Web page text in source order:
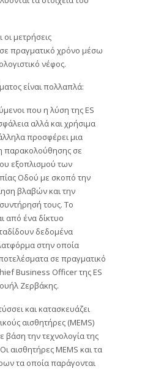
μετρήσεις
πραγματικό χρόνο μέσω
νέφος.
είναι πολλαπλά:
που η λύση της ES
αλλά και χρήσιμα
προσφέρει μια
παρακολούθησης σε
εξοπλισμού των
Οδού με σκοπό την
βλαβών και την
τους. Το
από ένα δίκτυο
δεδομένα
στην οποία
σε πραγματικό
Business Officer της ES
Ζερβάκης.
και κατασκευάζει
αισθητήρες (ΜΕΜS)
βάση την τεχνολογία της
αισθητήρες MEMS και τα
τα οποία παράγονται